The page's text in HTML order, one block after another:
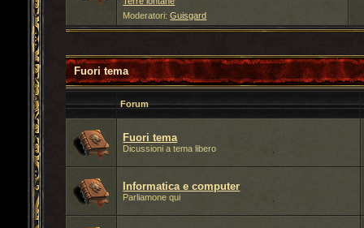
Moderatori:Guisgard
Fuori tema
Forum
Fuori tema
Dicussioni a tema libero
Informatica e computer
Parliamone qui